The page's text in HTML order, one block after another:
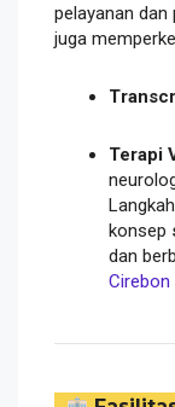
pelayanan dan
juga
Terapi
konsep
dan
Cirebon